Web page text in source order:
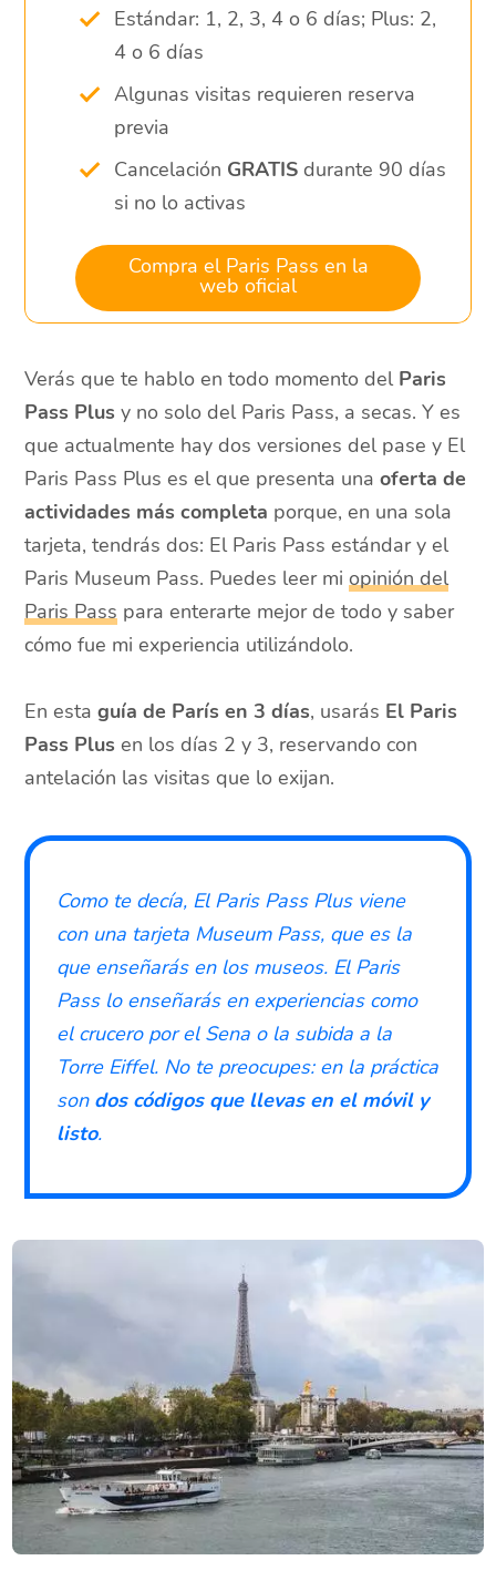
Estándar: 1, 2, 3, 4 o 6 días; Plus: 2,
4 o 6 días
Algunas visitas requieren reserva
previa
Cancelación GRATISdurante 90 días
si no lo activas
Compra el Paris Pass en la
web oficial
Verás que te hablo en todo momento del Paris
Pass Plus y no solo del Paris Pass, a secas. Y es
que actualmente hay dos versiones del pase y El
Paris Pass Plus es el que presenta una oferta de
actividades más completa porque, en una sola
tarjeta, tendrás dos: El Paris Pass estándar y el
Paris Museum Pass. Puedes leer miopinión del
Paris Pass para enterarte mejor de todo y saber
cómo fue mi experiencia utilizándolo.
En estaguía de París en 3 días, usarás El Paris
Pass Plus en los días 2 y 3, reservando con
antelación las visitas que lo exijan.
Como te decía, El Paris Pass Plus viene
con una tarjeta Museum Pass, que es la
que enseñarás en los museos. El Paris
Pass lo enseñarás en experiencias como
el crucero por el Sena o la subida a la
Torre Eiffel. No te preocupes: en la práctica
son dos códigos que llevas en el móvil y
listo.